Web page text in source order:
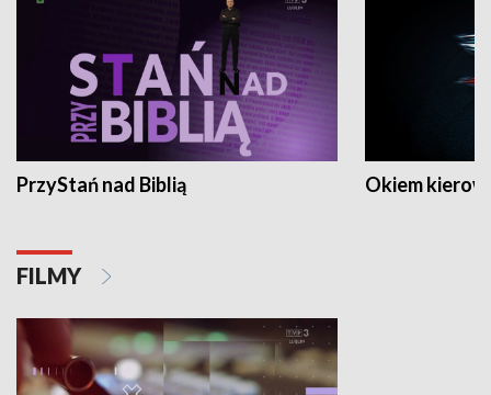
PrzyStań nad Biblią Okiem
FILMY